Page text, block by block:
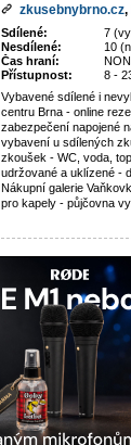
zkusebnybrno.cz,
Sdílené:
7
Nesdílené:
10
Čas hraní:
Přístupnost:
8 -
Vybavené sdílené i
centru Brna - online
zabezpečení napojené
vybavení u sdílených
zkoušek - WC, voda,
udržované a uklízené -
Nákupní galerie
pro kapely - půjčovna